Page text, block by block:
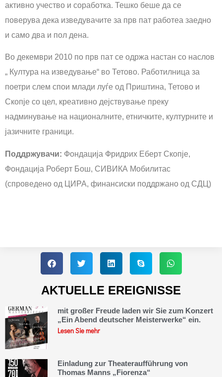
активно учество и соработка. Тешко беше да се
поверува дека изведувачите за прв пат работеа заедно
и само два и пол дена.
Во декември 2010 по прв пат се одржа настан со наслов
„ Култура на изведување“ во Тетово. Работилница за
поетри слем спои млади луѓе од Приштина, Тетово и
Скопје со цел, креативно дејствување преку
надминување на националните, етничките, културните и
јазичните граници.
Поддржувачи: Фондација Фридрих Еберт Скопје,
Фондација Роберт Бош, СИВИКА Мобилитас
(спроведено од ЦИРА, финансиски поддржано од СДЦ)
AKTUELLE EREIGNISSE
mit großer Freude laden wir Sie zum Konzert
„Ein Abend deutscher Meisterwerke“ ein.
Lesen Sie mehr
Einladung zur Theateraufführung von
Thomas Manns „Fiorenza“